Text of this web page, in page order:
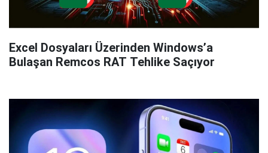
Excel Dosyaları Üzerinden Windows’a
Bulaşan Remcos RAT Tehlike Saçıyor